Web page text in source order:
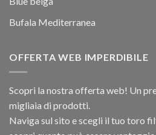
Bufala Mediterranea
OFFERTA WEB IMPERDIBILE
Scopri la nostra offerta web! Un
migliaia di prodotti.
Naviga sul sito e scegli il tuo toro